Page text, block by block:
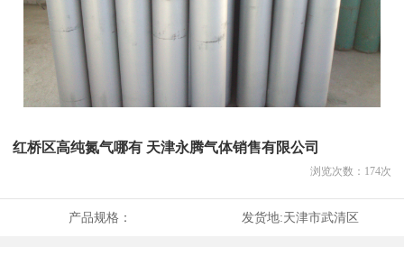
红桥区高纯氮气哪有 天津永腾气体销售有限公司
浏览次数： 174次
产品规格： 发货地:天津市武清区